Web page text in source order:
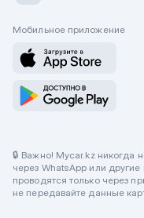
Мобильное приложение
🔒 Важно! Mycar.kz никогда
через WhatsApp или
проводятся только через
не передавайте данные